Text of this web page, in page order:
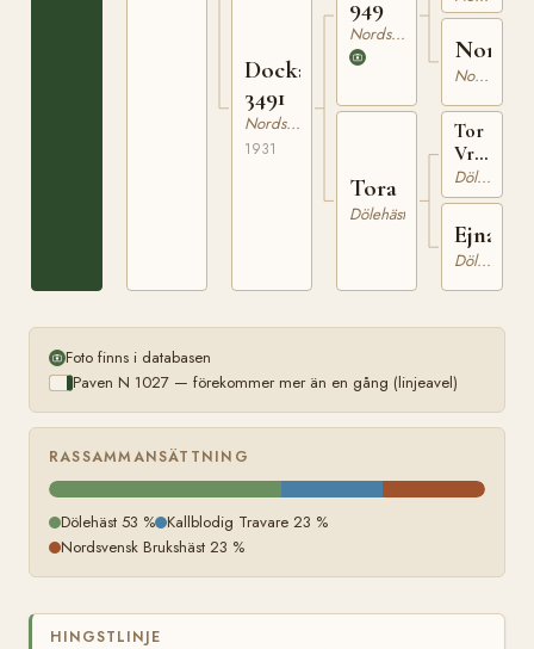
Docka
3491
Nordsvensk Brukshäst
1931
949
Nordsvensk Brukshäst
Tora
Dölehäst
Norma
Nordsvensk Brukshäst
Tor
Vrml.
h.r.
166
Dölehäst
Ejna
Dölehäst
Foto finns i databasen
Paven N 1027 — förekommer mer än en gång (linjeavel)
RASSAMMANSÄTTNING
Dölehäst 53 % Kallblodig Travare 23 %
Nordsvensk Brukshäst 23 %
HINGSTLINJE